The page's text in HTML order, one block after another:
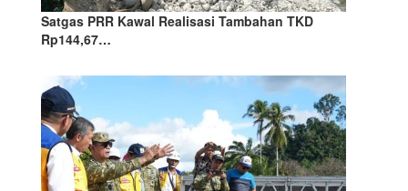
Satgas PRR Kawal Realisasi Tambahan TKD
Rp144,67…